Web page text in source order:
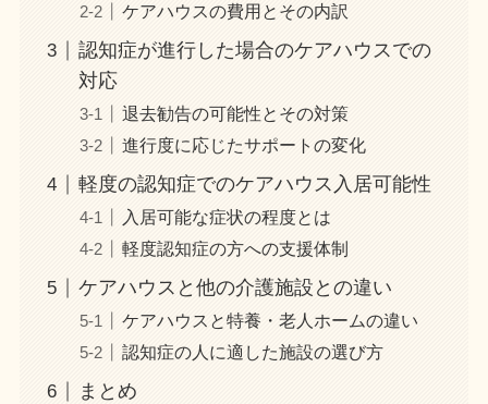
ケアハウスの費用とその内訳
認知症が進行した場合のケアハウスでの
対応
退去勧告の可能性とその対策
進行度に応じたサポートの変化
軽度の認知症でのケアハウス入居可能性
入居可能な症状の程度とは
軽度認知症の方への支援体制
ケアハウスと他の介護施設との違い
ケアハウスと特養・老人ホームの違い
認知症の人に適した施設の選び方
まとめ